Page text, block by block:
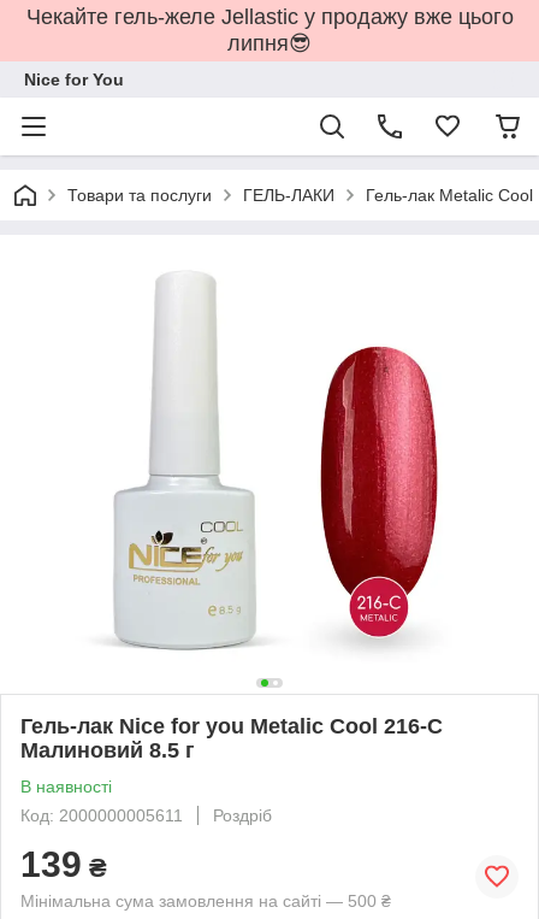
Чекайте гель-желе Jellastic у продажу вже цього
липня😎
Nice for You
Товари та послуги ГЕЛЬ-ЛАКИ Гель-лак Metalic
Гель-лак Nice for you Metalic Cool 216-С
Малиновий 8.5 г
В наявності
Код: 2000000005611
Роздріб
139 ₴
Мінімальна сума замовлення на сайті — 500 ₴